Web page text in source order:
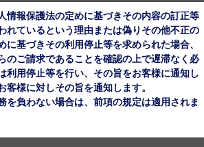
情報保護法の定めに基づきその内容の訂正等
れているという理由または偽りその他不正の
基づきその利用停止等を求められた場合、
のご請求であることを確認の上で遅滞なく必
利用停止等を行い、その旨をお客様に通知し
様に対しその旨を通知します。
負わない場合は、前項の規定は適用されま